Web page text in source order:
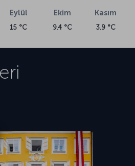
Eylül
15 °C
Ekim
9.4 °C
Kasım
3.9 °C